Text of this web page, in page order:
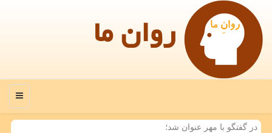
روان ما
منو
در گفتگو با مهر عنوان شد؛